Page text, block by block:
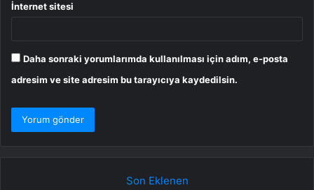
İnternet sitesi
Daha sonraki yorumlarımda kullanılması için adım, e-posta
adresim ve site adresim bu tarayıcıya kaydedilsin.
Son Eklenen